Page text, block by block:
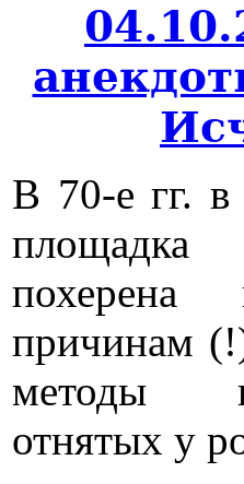
В 70-е гг. в
похерена
причинам
методы
отнятых у